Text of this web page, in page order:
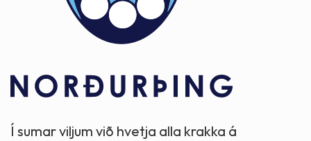
Í sumar viljum við hvetja alla krakka á